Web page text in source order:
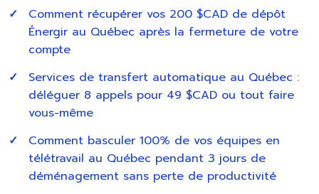
Comment récupérer vos 200 $CAD de dépôt
Énergir au Québec après la fermeture de votre
compte
Services de transfert automatique au Québec :
déléguer 8 appels pour 49 $CAD ou tout faire
vous-même
Comment basculer 100% de vos équipes en
télétravail au Québec pendant 3 jours de
déménagement sans perte de productivité